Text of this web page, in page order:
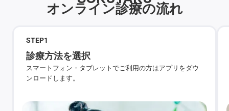
オンライン診療の流れ
STEP1
診療方法を選択
スマートフォン・タブレットでご利用の方はアプリをダウ
ンロードします。